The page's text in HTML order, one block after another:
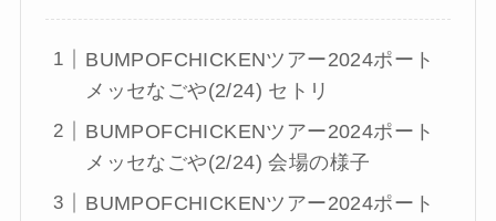
BUMPOFCHICKENツアー2024ポート
メッセなごや(2/24) セトリ
BUMPOFCHICKENツアー2024ポート
メッセなごや(2/24) 会場の様子
BUMPOFCHICKENツアー2024ポート